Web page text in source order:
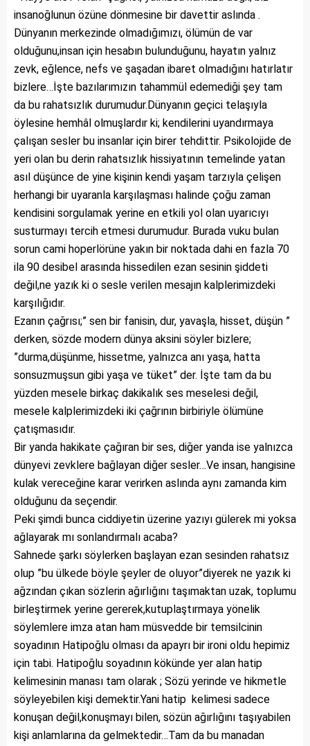
insanoğlunun özüne dönmesine bir davettir aslında .
Dünyanın merkezinde olmadığımızı, ölümün de var
olduğunu,insan için hesabın bulunduğunu, hayatın yalnız
zevk, eğlence, nefs ve şaşadan ibaret olmadığını hatırlatır
bizlere…İşte bazılarımızın tahammül edemediği şey tam
da bu rahatsızlık durumudur.Dünyanın geçici telaşıyla
öylesine hemhâl olmuşlardır ki; kendilerini uyandırmaya
çalışan sesler bu insanlar için birer tehdittir. Psikolojide de
yeri olan bu derin rahatsızlık hissiyatının temelinde yatan
asıl düşünce de yine kişinin kendi yaşam tarzıyla çelişen
herhangi bir uyaranla karşılaşması halinde çoğu zaman
kendisini sorgulamak yerine en etkili yol olan uyarıcıyı
susturmayı tercih etmesi durumudur. Burada vuku bulan
sorun cami hoperlörüne yakın bir noktada dahi en fazla 70
ila 90 desibel arasında hissedilen ezan sesinin şiddeti
değil,ne yazık ki o sesle verilen mesajın kalplerimizdeki
karşılığıdır.
Ezanın çağrısı;” sen bir fanisin, dur, yavaşla, hisset, düşün ”
derken, sözde modern dünya aksini söyler bizlere;
”durma,düşünme, hissetme, yalnızca anı yaşa, hatta
sonsuzmuşsun gibi yaşa ve tüket” der. İşte tam da bu
yüzden mesele birkaç dakikalık ses meselesi değil,
mesele kalplerimizdeki iki çağrının birbiriyle ölümüne
çatışmasıdır.
Bir yanda hakikate çağıran bir ses, diğer yanda ise yalnızca
dünyevi zevklere bağlayan diğer sesler…Ve insan, hangisine
kulak vereceğine karar verirken aslında aynı zamanda kim
olduğunu da seçendir.
Peki şimdi bunca ciddiyetin üzerine yazıyı gülerek mi yoksa
ağlayarak mı sonlandırmalı acaba?
Sahnede şarkı söylerken başlayan ezan sesinden rahatsız
olup ”bu ülkede böyle şeyler de oluyor”diyerek ne yazık ki
ağzından çıkan sözlerin ağırlığını taşımaktan uzak, toplumu
birleştirmek yerine gererek,kutuplaştırmaya yönelik
söylemlere imza atan ham müsvedde bir temsilcinin
soyadının Hatipoğlu olması da apayrı bir ironi oldu hepimiz
için tabi. Hatipoğlu soyadının kökünde yer alan hatip
kelimesinin manası tam olarak ; Sözü yerinde ve hikmetle
söyleyebilen kişi demektir.Yani hatip kelimesi sadece
konuşan değil,konuşmayı bilen, sözün ağırlığını taşıyabilen
kişi anlamlarına da gelmektedir…Tam da bu manadan